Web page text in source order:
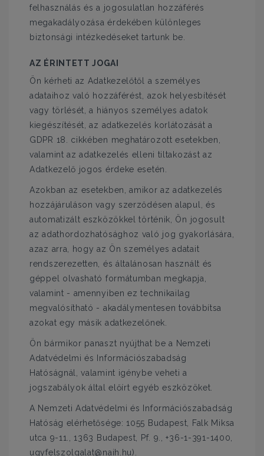
felhasználás és a jogosulatlan hozzáférés
megakadályozása érdekében különleges
biztonsági intézkedéseket tartunk be.
AZ ÉRINTETT JOGAI
Ön kérheti az Adatkezelőtől a személyes
adataihoz való hozzáférést, azok helyesbítését
vagy törlését, a hiányos személyes adatok
kiegészítését, az adatkezelés korlátozását a
GDPR 18. cikkében meghatározott esetekben,
valamint az adatkezelés elleni tiltakozást az
Adatkezelő jogos érdeke esetén.
Azokban az esetekben, amikor az adatkezelés
hozzájáruláson vagy szerződésen alapul, és
automatizált eszközökkel történik, Ön jogosult
az adathordozhatósághoz való jog gyakorlására,
azaz arra, hogy az Ön személyes adatait
rendszerezetten, és általánosan használt és
géppel olvasható formátumban megkapja,
valamint - amennyiben ez technikailag
megvalósítható - akadálymentesen továbbítsa
azokat egy másik adatkezelőnek.
Ön bármikor panaszt nyújthat be a Nemzeti
Adatvédelmi és Információszabadság
Hatóságnál, valamint igénybe veheti a
jogszabályok által előírt egyéb eszközöket.
A Nemzeti Adatvédelmi és Információszabadság
Hatóság elérhetősége: 1055 Budapest, Falk Miksa
utca 9-11., 1363 Budapest, Pf. 9., +36-1-391-1400,
ugyfelszolgalat@naih.hu).